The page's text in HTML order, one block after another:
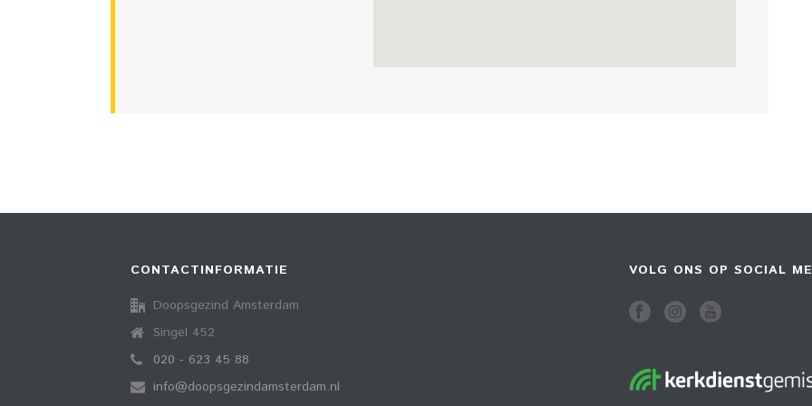
CONTACTINFORMATIE
Doopsgezind Amsterdam
Singel 452
020 - 623 45 88
info@doopsgezindamsterdam.nl
VOLG ONS OP SOCIAL